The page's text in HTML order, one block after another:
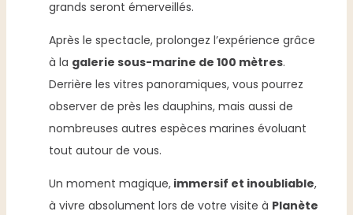
grands seront émerveillés.
Après le spectacle, prolongez l’expérience grâce
à la galerie sous-marine de 100 mètres.
Derrière les vitres panoramiques, vous pourrez
observer de près les dauphins, mais aussi de
nombreuses autres espèces marines évoluant
tout autour de vous.
Un moment magique, immersif et inoubliable,
à vivre absolument lors de votre visite à Planète